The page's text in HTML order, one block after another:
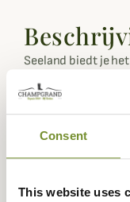
Consent
This website uses
Seeland biedt je
Deze jas houdt je
een gedistingeerde
zeer zacht, warm
houdt warmte vast